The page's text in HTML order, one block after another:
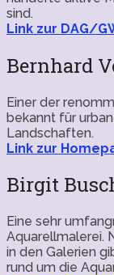
sind.
Link zur DAG/
Bernhard
Einer der
bekannt für
Landschaften.
Link zur
Birgit
Eine sehr
Aquarellmalerei.
in den Galerien
rund um die